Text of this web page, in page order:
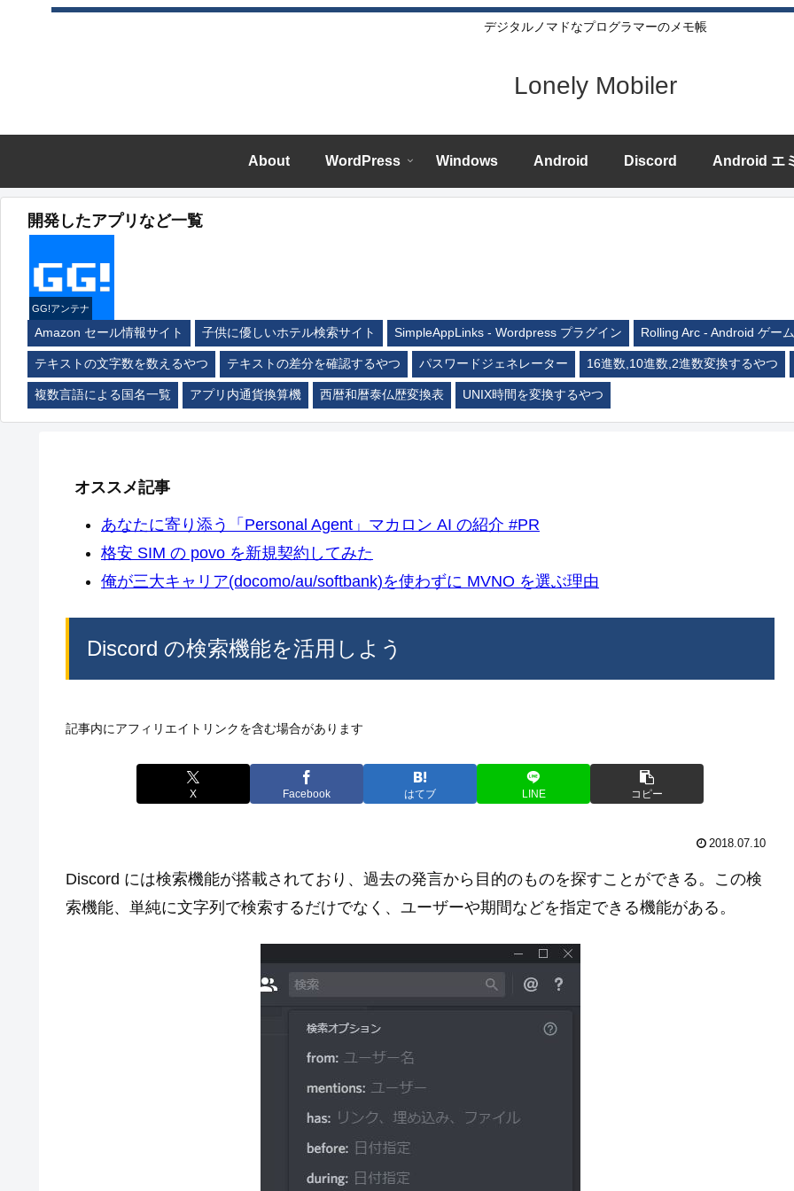
デジタルノマドなプログラマーのメモ帳
Lonely Mobiler
About WordPress Windows Android Discord Android エ
開発したアプリなど一覧
GG!アンテナ
Amazon セール情報サイト 子供に優しいホテル検索サイト SimpleAppLinks - Wordpress プラグイン Rolling Arc - Android ゲーム
テキストの文字数を数えるやつ テキストの差分を確認するやつ パスワードジェネレーター 16進数,10進数,2進数変換するやつ
複数言語による国名一覧 アプリ内通貨換算機 西暦和暦泰仏歴変換表 UNIX時間を変換するやつ
オススメ記事
あなたに寄り添う「Personal Agent」マカロン AI の紹介 #PR
格安 SIM の povo を新規契約してみた
俺が三大キャリア(docomo/au/softbank)を使わずに MVNO を選ぶ理由
Discord の検索機能を活用しよう
記事内にアフィリエイトリンクを含む場合があります
X Facebook はてブ LINE コピー
2018.07.10
Discord には検索機能が搭載されており、過去の発言から目的のものを探すことができる。この検
索機能、単純に文字列で検索するだけでなく、ユーザーや期間などを指定できる機能がある。